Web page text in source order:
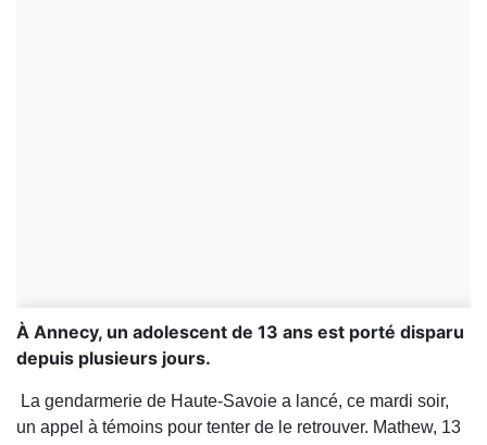
À Annecy, un adolescent de 13 ans est porté disparu
depuis plusieurs jours.
La gendarmerie de Haute-Savoie a lancé, ce mardi soir,
un appel à témoins pour tenter de le retrouver. Mathew, 13